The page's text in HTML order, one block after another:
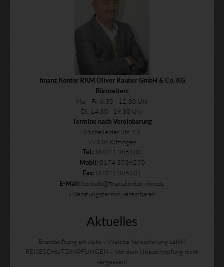
finanz Kontor RKM Oliver Rauber GmbH & Co. KG
Bürozeiten:
Mo. - Fr. 8.30 - 12.30 Uhr
Di. 14.30 - 19.30 Uhr
Termine nach Vereinbarung
Michelfelder Str. 13
97318 Kitzingen
Tel.: 09321 385100
Mobil:0174 3739270
Fax: 09321 385101
E-Mail: kontakt@finanzkontor-rkm.de
» Beratungstermin vereinbaren
Aktuelles
Brandstiftung am Auto – Welche Versicherung zahlt?
REISESCHUTZIMPFUNGEN – Vor dem Urlaub Impfung nicht
vergessen!